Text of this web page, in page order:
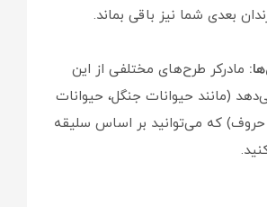
بعدی شما نیز باقی بماند.
مادرکر طرح‌های مختلفی از این
(مانند حیوانات جنگل، حیوانات
حروف) که می‌توانید بر اساس سلیقه